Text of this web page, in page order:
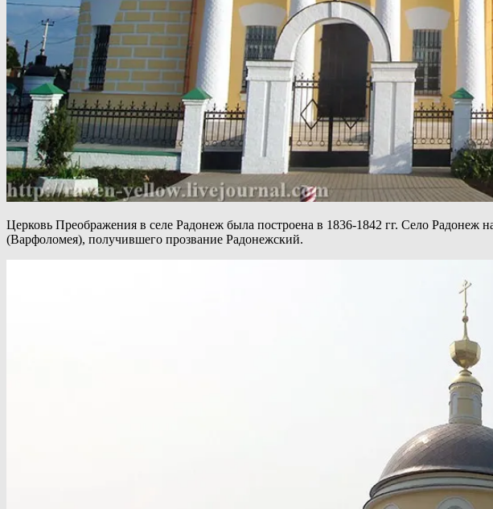
Церковь Преображения в селе Радонеж была построена в 1836-1842 гг. Село Радонеж
(Варфоломея), получившего прозвание Радонежский.